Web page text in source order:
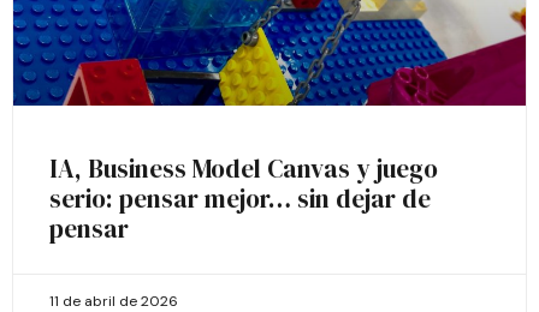
IA, Business Model Canvas y juego
serio: pensar mejor… sin dejar de
pensar
11 de abril de 2026